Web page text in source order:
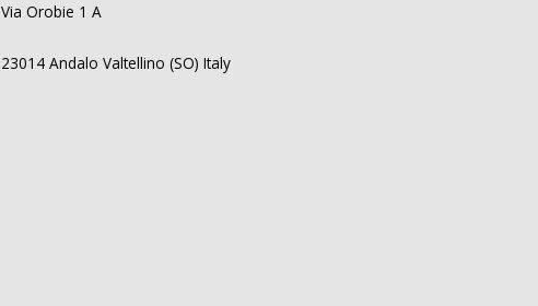
Via Orobie 1 A
23014 Andalo Valtellino (SO) Italy